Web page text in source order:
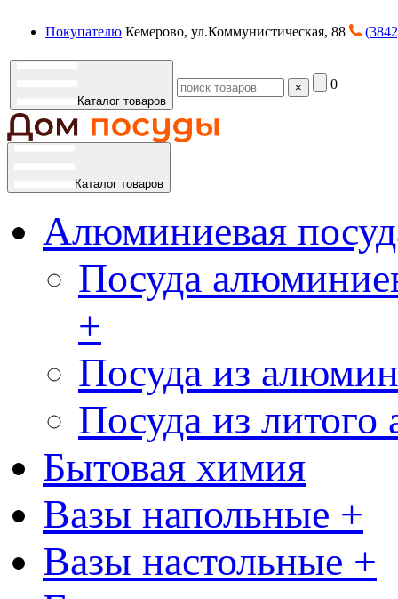
Покупателю Кемерово, ул.Коммунистическая, 88
Каталог товаров
× 0
Каталог товаров
Алюминиевая
Посуда
+
Посуда из
Посуда из
Бытовая химия
Вазы напольные +
Вазы настольные +